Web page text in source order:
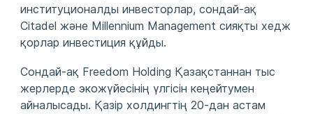
институционалды инвесторлар, сондай-ақ
Citadel және Millennium Management сияқты хедж
қорлар инвестиция құйды.
Сондай-ақ Freedom Holding Қазақстаннан тыс
жерлерде экожүйесінің үлгісін кеңейтумен
айналысады. Қазір холдингтің 20-дан астам